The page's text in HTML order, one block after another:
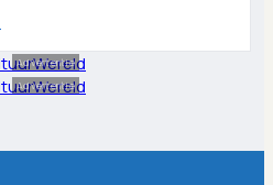
Advertentie
Advertentie